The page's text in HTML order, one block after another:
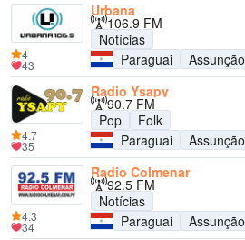
Urbana
106.9 FM
Notícias
Paraguai
Assunção
4
43
Radio Ysapy
90.7 FM
Pop
Folk
Paraguai
Assunção
4.7
35
Radio Colmenar
92.5 FM
Notícias
Paraguai
Assunção
4.3
34